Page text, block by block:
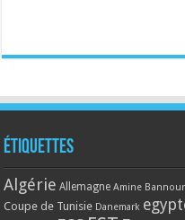
Étiquettes
Algérie Allemagne Amine Bannour
Coupe de Tunisie Danemark